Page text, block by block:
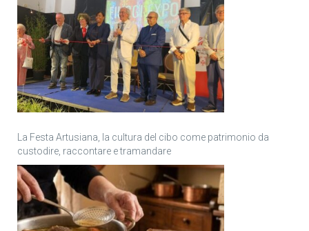
La Festa Artusiana, la cultura del cibo come patrimonio da
custodire, raccontare e tramandare